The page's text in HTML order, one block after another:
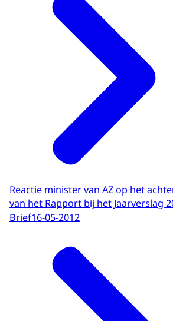
Reactie minister van AZ op het
van het Rapport bij het Jaarverslag
Brief16-05-2012